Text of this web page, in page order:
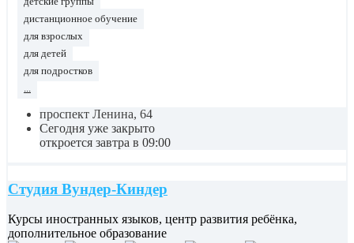
дистанционное обучение
для взрослых
для детей
для подростков
...
проспект Ленина, 64
Сегодня уже закрыто
откроется завтра в 09:00
Студия Вундер-Киндер
Курсы иностранных языков, центр развития ребёнка,
дополнительное образование